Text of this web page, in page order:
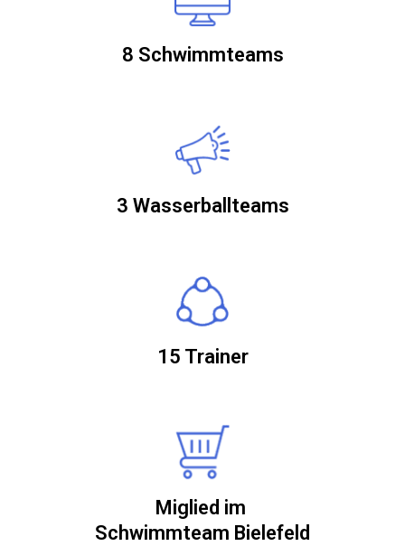
8 Schwimmteams
3 Wasserballteams
15 Trainer
Miglied im
Schwimmteam Bielefeld